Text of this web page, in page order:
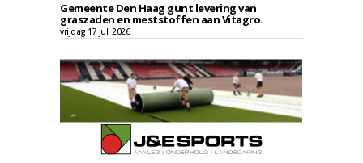
Gemeente Den Haag gunt levering van
graszaden en meststoffen aan Vitagro.
vrijdag 17 juli 2026